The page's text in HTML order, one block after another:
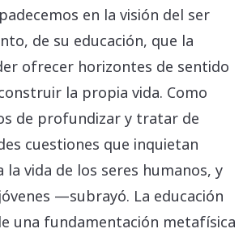
en la visión del ser
de su educación, que la
ofrecer horizontes de sentido
la propia vida. Como
de profundizar y tratar de
cuestiones que inquietan
vida de los seres humanos, y
—subrayó. La educación
una fundamentación metafísica